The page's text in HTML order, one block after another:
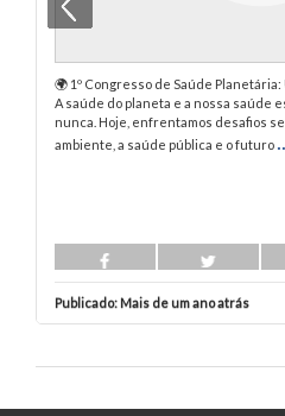
🌍 1º Congresso de Saúde Planetária:
A saúde do planeta e a nossa saúde
nunca. Hoje, enfrentamos desafios
ambiente, a saúde pública e o futuro
Publicado: Mais de um ano atrás